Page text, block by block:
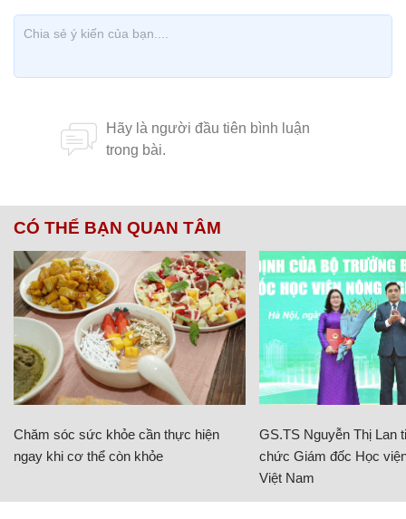
CÓ THỂ BẠN QUAN TÂM
Chăm sóc sức khỏe cần thực hiện
ngay khi cơ thể còn khỏe
GS.TS Nguyễn Thị Lan
chức Giám đốc Học
Việt Nam